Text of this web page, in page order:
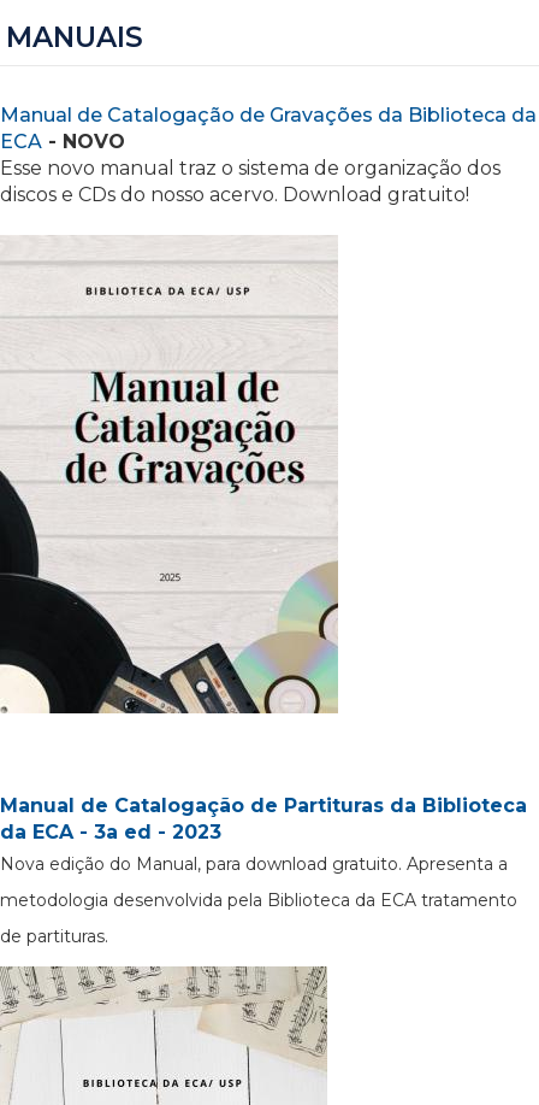
MANUAIS
Manual de Catalogação de Gravações da Biblioteca da
ECA - NOVO
Esse novo manual traz o sistema de organização dos
discos e CDs do nosso acervo. Download gratuito!
Manual de Catalogação de Partituras da Biblioteca
da ECA - 3a ed - 2023
Nova edição do Manual, para download gratuito. Apresenta a
metodologia desenvolvida pela Biblioteca da ECA tratamento
de partituras.